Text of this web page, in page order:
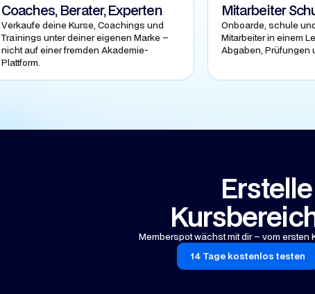
Coaches, Berater, Experten
Verkaufe deine Kurse, Coachings und
Trainings unter deiner eigenen Marke –
nicht auf einer fremden Akademie-
Plattform.
Mitarbeiter
Onboarde, schule
Mitarbeiter in einem
Abgaben, Prüfungen
Memberspot wächst mit dir – vom ersten
14 Tage kostenlos testen